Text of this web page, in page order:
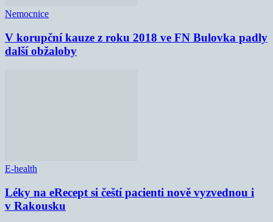
Nemocnice
V korupční kauze z roku 2018 ve FN Bulovka padly
další obžaloby
E-health
Léky na eRecept si čeští pacienti nově vyzvednou i
v Rakousku